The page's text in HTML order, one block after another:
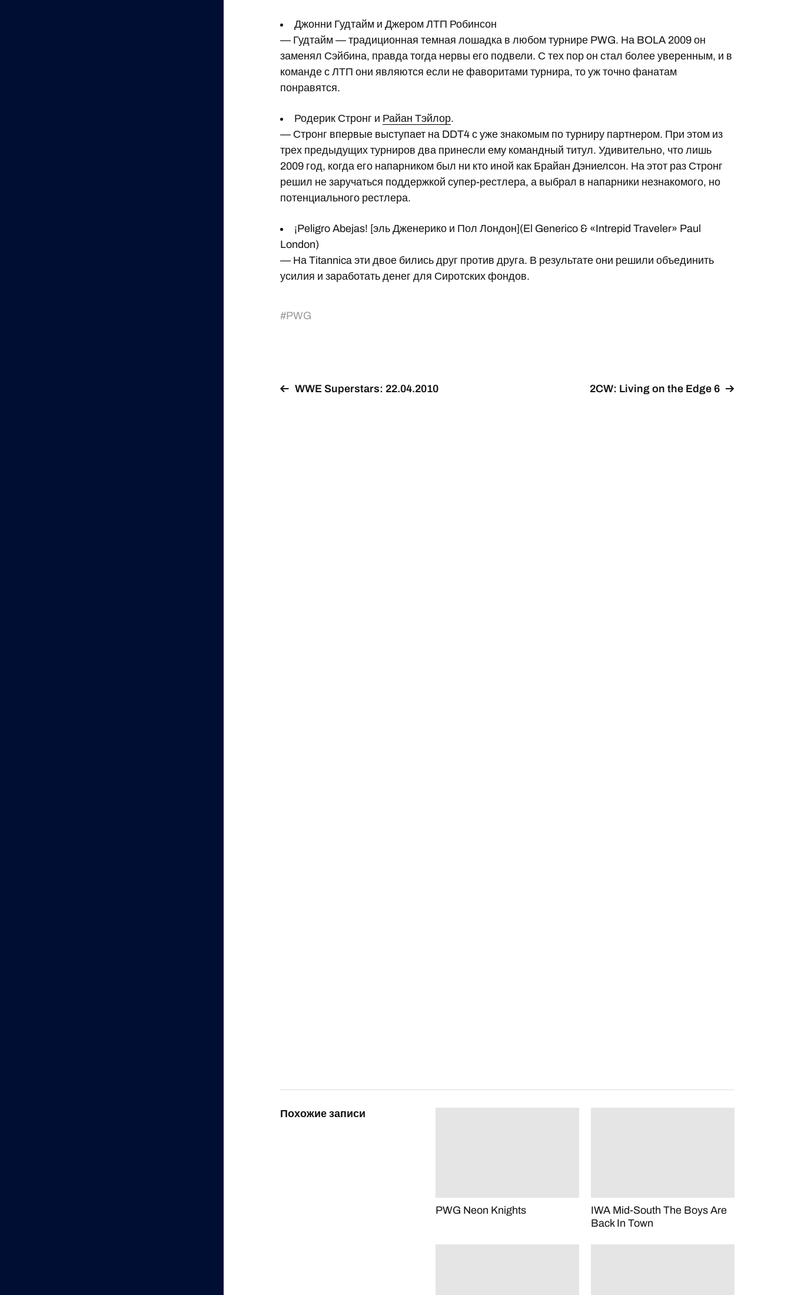
Джонни Гудтайм и Джером ЛТП Робинсон
— Гудтайм — традиционная темная лошадка в любом турнире PWG. На BOLA 2009 он
заменял Сэйбина, правда тогда нервы его подвели. С тех пор он стал более уверенным, и в
команде с ЛТП они являются если не фаворитами турнира, то уж точно фанатам
понравятся.
Родерик Стронг и Райан Тэйлор.
— Стронг впервые выступает на DDT4 с уже знакомым по турниру партнером. При этом из
трех предыдущих турниров два принесли ему командный титул. Удивительно, что лишь
2009 год, когда его напарником был ни кто иной как Брайан Дэниелсон. На этот раз Стронг
решил не заручаться поддержкой супер-рестлера, а выбрал в напарники незнакомого, но
потенциального рестлера.
¡Peligro Abejas! [эль Дженерико и Пол Лондон](El Generico & «Intrepid Traveler» Paul
London)
— На Titannica эти двое бились друг против друга. В результате они решили объединить
усилия и заработать денег для Сиротских фондов.
#PWG
WWE Superstars: 22.04.2010 2CW: Living on the Edge 6
Похожие записи
PWG Neon Knights
IWA Mid-South The Boys Are
Back In Town